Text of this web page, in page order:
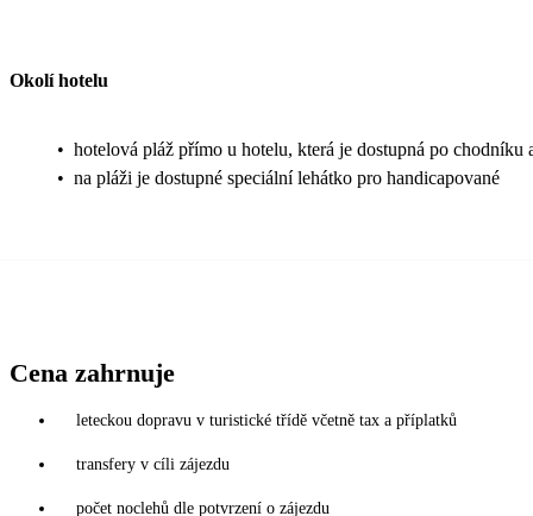
Okolí hotelu
• hotelová pláž přímo u hotelu, která je dostupná po chodníku
• na pláži je dostupné speciální lehátko pro handicapované
Cena zahrnuje
leteckou dopravu v turistické třídě včetně tax a příplatků
transfery v cíli zájezdu
počet noclehů dle potvrzení o zájezdu